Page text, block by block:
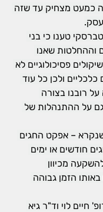
כמעט מצחיק עד שזה
טענו כי בני
וההחלטות שאנו
פסיכולוגיים לא
ולכן כל עוד
רובנו בצורה
על ההתנהלות של
– אפקט החגים
חודשים או ימים
מכיוון
הזמן גבוהה
חיים לוי וד"ר גיא